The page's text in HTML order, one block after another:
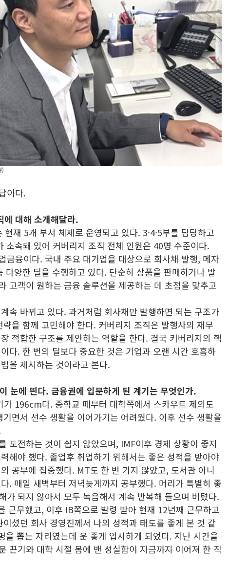
)
이다.
에 대해 소개해달라.
재 5개 부서 체제로 운영되고 있다. 3·4·5부를 담당하고
소속돼 있어 커버리지 조직 전체 인원은 40명 수준이다.
금융이다. 국내 주요 대기업을 대상으로 회사채 발행, 메자
다양한 딜을 수행하고 있다. 단순히 상품을 판매하거나 발
고객이 원하는 금융 솔루션을 제공하는 데 초점을 맞추고
속 바뀌고 있다. 과거처럼 회사채만 발행하면 되는 구조가
을 함께 고민해야 한다. 커버리지 조직은 발행사의 재무
적합한 구조를 제안하는 역할을 한다. 결국 커버리지의 핵
다. 한 번의 딜보다 중요한 것은 기업과 오랜 시간 호흡하
을 제시하는 것이라고 본다.
눈에 띈다. 금융권에 입문하게 된 계기는 무엇인가.
196cm다. 중학교 때부터 대학쪽에서 스카우트 제의도
면서 선수 생활을 이어가기는 어려웠다. 이후 선수 생활을
도전하는 것이 쉽지 않았으며, IMF이후 경제 상황이 좋지
해야 했다. 졸업후 취업하기 위해서는 좋은 성적을 받아야
공부에 집중했다. MT도 한 번 가지 않았고, 도서관 아니
. 매일 새벽부터 저녁늦게까지 공부했다. 머리가 특별히 좋
가 되지 않아서 모두 녹음해서 계속 반복해 들으며 버텼다.
근무했고, 이후 IB쪽으로 발령 받아 현재 12년째 근무하고
셨던 회사 경영진께서 나의 성적과 태도를 좋게 본 것 같
을 뽑는 자리였는데 운 좋게 입사하게 되었다. 지난 시간을
끈기와 대학 시절 몸에 밴 성실함이 지금까지 이어져 한 직